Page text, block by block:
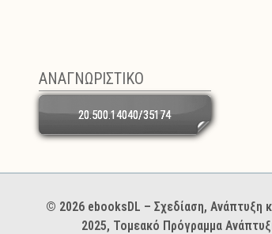
ΑΝΑΓΝΩΡΙΣΤΙΚΟ
20.500.14040/35174
Χορηγοί και φορείς
© 2026 ebooksDL – Σχεδίαση, Ανάπτυξη
2025, Τομεακό Πρόγραμμα